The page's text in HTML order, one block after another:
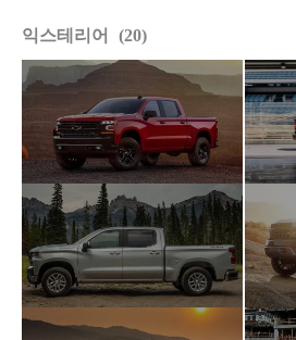
익스테리어 20